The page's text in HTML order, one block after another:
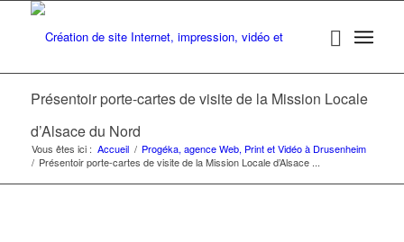
Présentoir porte-cartes de visite de la Mission Locale
d’Alsace du Nord
Vous êtes ici : Accueil / Progéka, agence Web, Print et Vidéo à Drusenheim
/ Présentoir porte-cartes de visite de la Mission Locale d’Alsace ...